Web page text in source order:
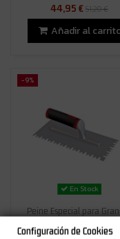
44,95 €51,20 €
Añadir al
-9%
En Stock
Peine Especial para
Ergonomico
Configuración de Cookies